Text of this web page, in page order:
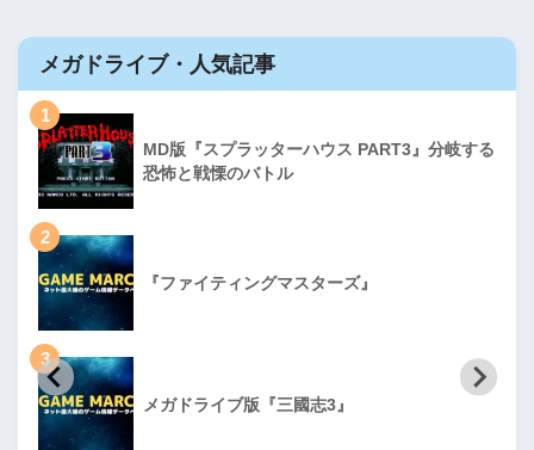
メガドライブ・人気記事
1
MD版『スプラッターハウス PART3』分岐する
恐怖と戦慄のバトル
2
『ファイティングマスターズ』
3
メガドライブ版『三國志3』